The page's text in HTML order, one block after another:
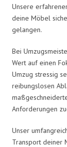
Unsere
deine Möbel
gelangen.
Bei
Wert auf einen
Umzug stressig
reibungslosen
Anforderungen
Unser
Transport deiner